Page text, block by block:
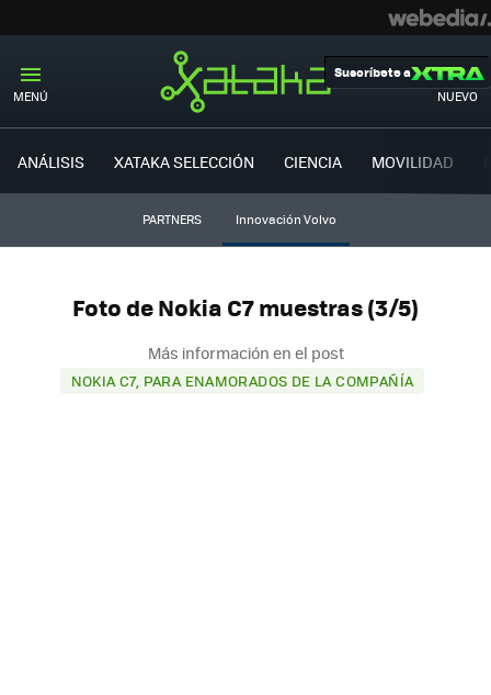
MENÚ NUEVO
Suscríbete a
ANÁLISIS XATAKA SELECCIÓN CIENCIA MOVILIDAD
PARTNERS Innovación Volvo
Foto de Nokia C7 muestras (3/5)
Más información en el post
NOKIA C7, PARA ENAMORADOS DE LA COMPAÑÍA